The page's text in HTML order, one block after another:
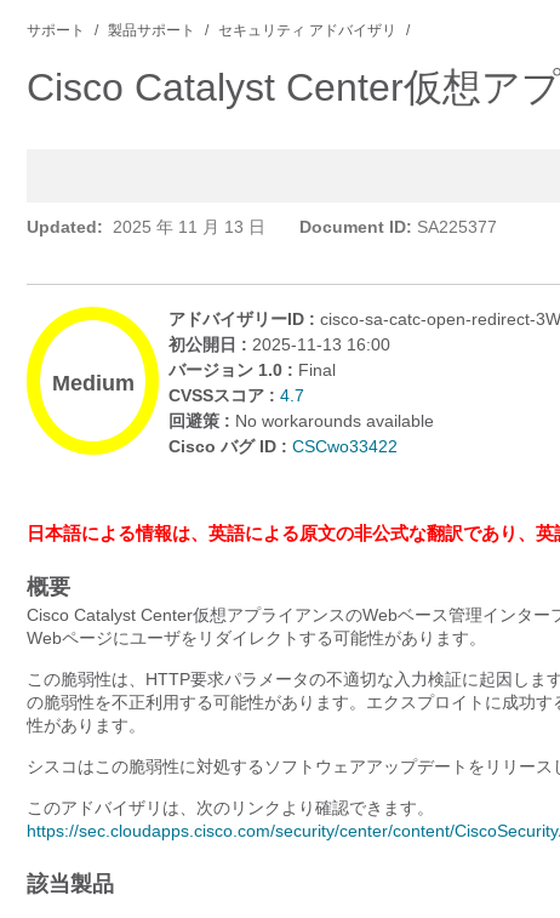
サポート 製品サポート セキュリティ アドバイザリ
Cisco Catalyst Center仮想ア
Updated: 2025 年 11 月 13 日 Document ID: SA225377
Medium
アドバイザリーID :cisco-sa-catc-open-redirect-
初公開日 : 2025-11-13 16:00
バージョン 1.0 : Final
CVSSスコア :4.7
回避策 : No workarounds available
Cisco バグ ID :CSCwo33422
日本語による情報は、英語による原文の非公式な翻訳であり、
概要
Cisco Catalyst Center仮想アプライアンスのWebベース管理インタ
Webページにユーザをリダイレクトする可能性があります。
この脆弱性は、HTTP要求パラメータの不適切な入力検証に起因し
の脆弱性を不正利用する可能性があります。エクスプロイトに成功
性があります。
シスコはこの脆弱性に対処するソフトウェアアップデートをリリー
このアドバイザリは、次のリンクより確認できます。
https://sec.cloudapps.cisco.com/security/center/content/
該当製品